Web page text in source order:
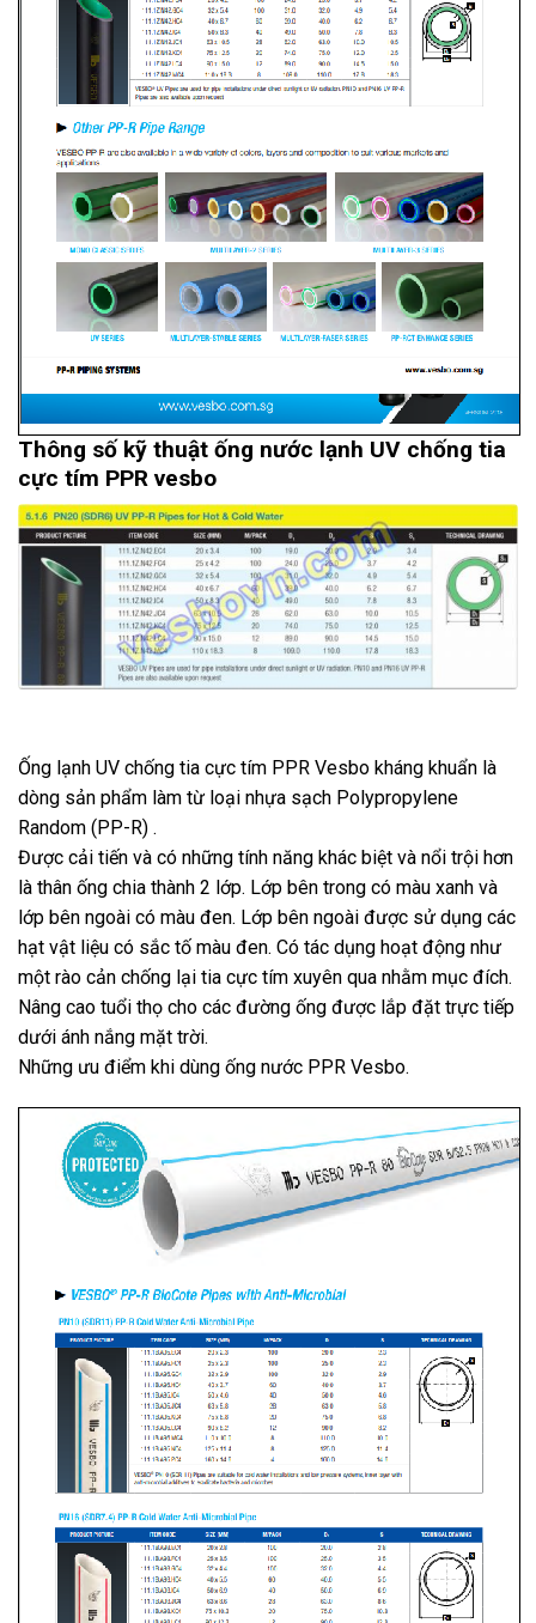
Thông số kỹ thuật ống nước lạnh UV chống tia
cực tím PPR vesbo
Ống lạnh UV chống tia cực tím PPR Vesbo kháng khuẩn là
dòng sản phẩm làm từ loại nhựa sạch Polypropylene
Random (PP-R) .
Được cải tiến và có những tính năng khác biệt và nổi trội hơn
là thân ống chia thành 2 lớp. Lớp bên trong có màu xanh và
lớp bên ngoài có màu đen. Lớp bên ngoài được sử dụng các
hạt vật liệu có sắc tố màu đen. Có tác dụng hoạt động như
một rào cản chống lại tia cực tím xuyên qua nhằm mục đích.
Nâng cao tuổi thọ cho các đường ống được lắp đặt trực tiếp
dưới ánh nắng mặt trời.
Những ưu điểm khi dùng ống nước PPR Vesbo.